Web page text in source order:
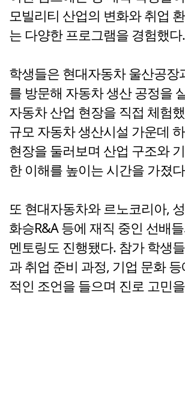
모빌리티 산업의 변화와 취업
는 다양한 프로그램을 경험했다.
학생들은 현대자동차 울산공장
를 방문해 자동차 생산 공정을
자동차 산업 현장을 직접 체험
규모 자동차 생산시설 가운데
현장을 둘러보며 산업 구조와
한 이해를 높이는 시간을 가졌
또 현대자동차와 르노코리아,
화승R&A 등에 재직 중인 선배
멘토링도 진행됐다. 참가 학생
과 취업 준비 과정, 기업 문화
적인 조언을 들으며 진로 고민